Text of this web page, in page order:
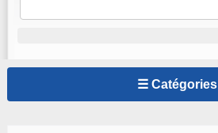
☰ Catégories